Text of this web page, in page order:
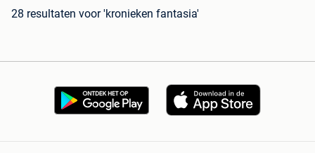
28 resultaten voor 'kronieken fantasia'